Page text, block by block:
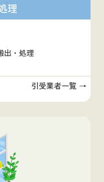
理
出・処理
引受業者一覧 →